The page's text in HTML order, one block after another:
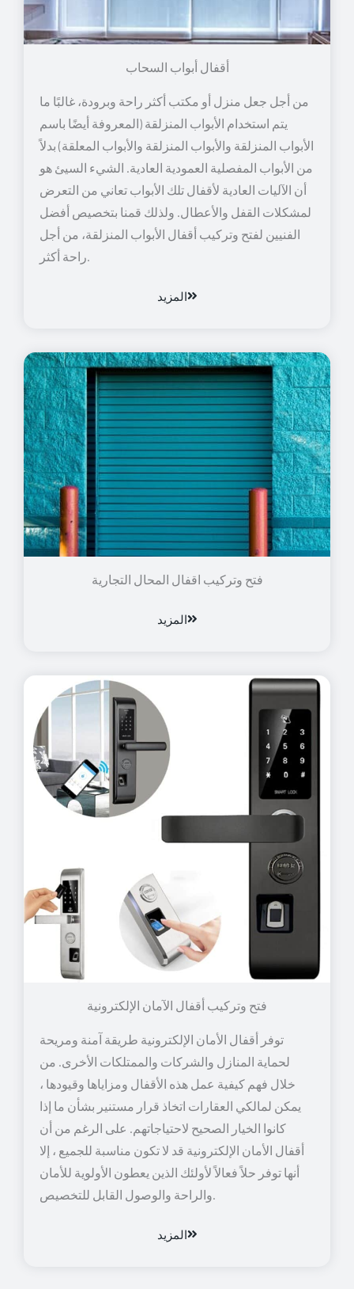
أقفال أبواب السحاب
من أجل جعل منزل أو مكتب أكثر راحة وبرودة، غالبًا ما
يتم استخدام الأبواب المنزلقة (المعروفة أيضًا باسم
الأبواب المنزلقة والأبواب المنزلقة والأبواب المعلقة) بدلاً
من الأبواب المفصلية العمودية العادية. الشيء السيئ هو
أن الآليات العادية لأقفال تلك الأبواب تعاني من التعرض
لمشكلات القفل والأعطال. ولذلك قمنا بتخصيص أفضل
الفنيين لفتح وتركيب أقفال الأبواب المنزلقة، من أجل
راحة أكثر.
المزيد
فتح وتركيب اقفال المحال التجارية
المزيد
توفر أقفال الأمان الإلكترونية طريقة آمنة ومريحة
لحماية المنازل والشركات والممتلكات الأخرى. من
خلال فهم كيفية عمل هذه الأقفال ومزاياها وقيودها ،
يمكن لمالكي العقارات اتخاذ قرار مستنير بشأن ما إذا
كانوا الخيار الصحيح لاحتياجاتهم. على الرغم من أن
أقفال الأمان الإلكترونية قد لا تكون مناسبة للجميع ، إلا
أنها توفر حلاً فعالاً لأولئك الذين يعطون الأولوية للأمان
والراحة والوصول القابل للتخصيص.
المزيد